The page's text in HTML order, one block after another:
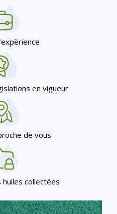
en vigueur
de vous
collectées